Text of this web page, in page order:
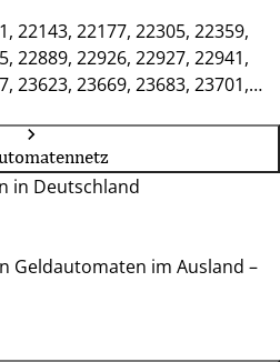
22143, 22177, 22305, 22359,
22889, 22926, 22927, 22941,
23623, 23669, 23683, 23701,
23744, 23758, 23769, 23774,
in Deutschland
Geldautomaten im Ausland –